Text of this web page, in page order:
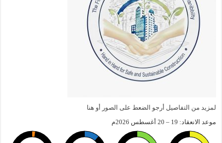
لمزيد من التفاصيل أرجو الضعط على الصور أو هنا
موعد الانعقاد: 19 – 20 أغسطس 2026م